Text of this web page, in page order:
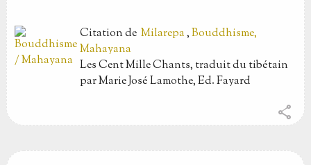
Citationde Milarepa,Bouddhisme,
Mahayana
Les Cent Mille Chants, traduit du tibétain
par Marie José Lamothe, Ed. Fayard
share